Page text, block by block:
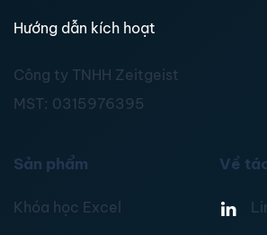
Hướng dẫn kích hoạt
Công ty TNHH Zeitgeist
MST: 0315976395
Sản phẩm
Khóa học Excel
Về